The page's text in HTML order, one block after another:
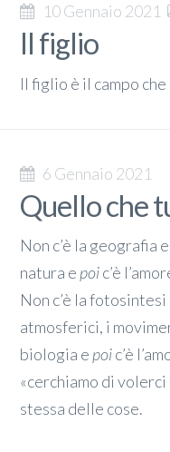
10 Gennaio 2021
Il figlio
Il figlio è il campo
6 Gennaio 2021
Quello che
Non c’è la geografia e
natura e poic’è
Non c’è la
atmosferici, i
biologia e poic’è
«cerchiamo di volerci
stessa delle cose.